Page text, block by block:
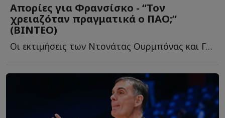
Απορίες για Φρανσίσκο - “Τον
χρειαζόταν πραγματικά ο ΠΑΟ;”
(ΒΙΝΤΕΟ)
Oι εκτιμήσεις των Ντονάτας Ουρμπόνας και Γκίτις Μπλαζεβίτσιους γ...